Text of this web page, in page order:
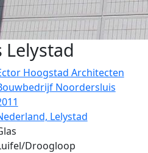
Lelystad
Hoogstad Architecten
Noordersluis
Lelystad
Droogloop